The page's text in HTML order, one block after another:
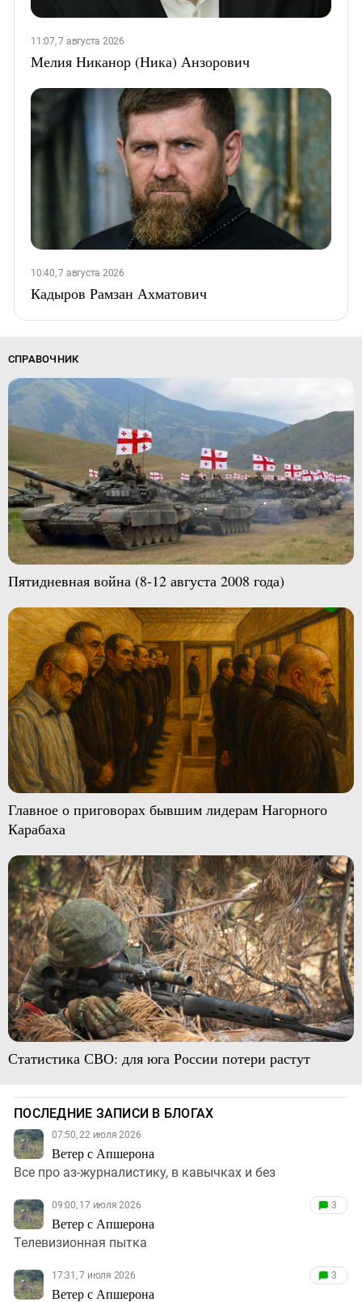
11:07, 7 августа 2026
Мелия Никанор (Ника) Анзорович
10:40, 7 августа 2026
Кадыров Рамзан Ахматович
СПРАВОЧНИК
Пятидневная война (8-12 августа 2008 года)
Главное о приговорах бывшим лидерам Нагорного
Карабаха
Статистика СВО: для юга России потери растут
ПОСЛЕДНИЕ ЗАПИСИ В БЛОГАХ
07:50, 22 июля 2026
Ветер с Апшерона
Все про аз-журналистику, в кавычках и без
09:00, 17 июля 2026
Ветер с Апшерона
3
Телевизионная пытка
17:31, 7 июля 2026
Ветер с Апшерона
3